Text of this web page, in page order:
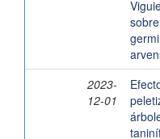
2023-
12-01